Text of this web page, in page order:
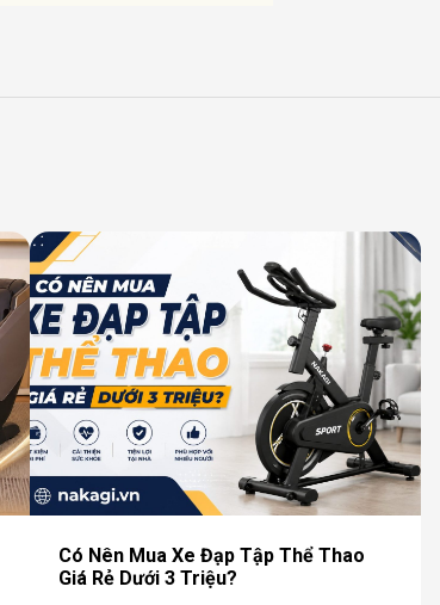
Có Nên Mua Xe Đạp Tập Thể Thao
Giá Rẻ Dưới 3 Triệu?